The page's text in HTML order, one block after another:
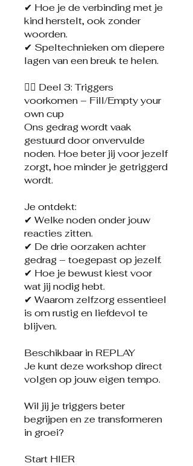
✔ Hoe je de verbinding met je
kind herstelt, ook zonder
woorden.
✔ Speltechnieken om diepere
lagen van een breuk te helen.
👉🏼 Deel 3: Triggers
voorkomen – Fill/Empty your
own cup
Ons gedrag wordt vaak
gestuurd door onvervulde
noden. Hoe beter jij voor jezelf
zorgt, hoe minder je getriggerd
wordt.
Je ontdekt:
✔ Welke noden onder jouw
reacties zitten.
✔ De drie oorzaken achter
gedrag – toegepast op jezelf.
✔ Hoe je bewust kiest voor
wat jij nodig hebt.
✔ Waarom zelfzorg essentieel
is om rustig en liefdevol te
blijven.
Beschikbaar in REPLAY
Je kunt deze workshop direct
volgen op jouw eigen tempo.
Wil jij je triggers beter
begrijpen en ze transformeren
in groei?
Start HIER